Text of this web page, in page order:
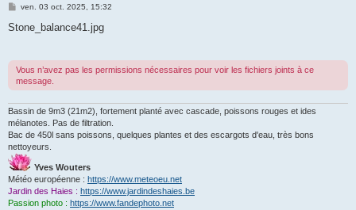
M
s
e
ven. 03 oct. 2025, 15:32
Stone_balance41.jpg
Vous n’avez pas les permissions nécessaires pour voir les fichiers joints à ce
message.
Bassin de 9m3 (21m2), fortement planté avec cascade, poissons rouges et ides
mélanotes. Pas de filtration.
Bac de 450l sans poissons, quelques plantes et des escargots d'eau, très bons
nettoyeurs.
Yves Wouters
Météo européenne : https://www.meteoeu.net
Jardin des Haies : https://www.jardindeshaies.be
Passion photo : https://www.fandephoto.net